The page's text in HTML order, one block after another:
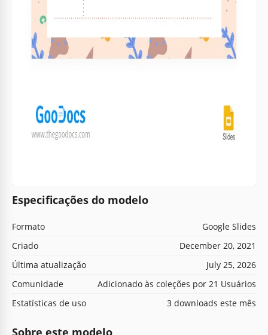
Especificações do modelo
Formato
Google Slides
Criado
December 20, 2021
Última atualização
July 25, 2026
Comunidade
Adicionado às coleções por 21 Usuários
Estatísticas de uso
3 downloads este mês
Sobre este modelo